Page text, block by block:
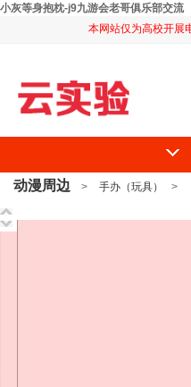
小灰等身抱枕-j9九游会老哥俱乐部交流
本网站仅为高校开展
动漫周边 > 手办（玩具） >